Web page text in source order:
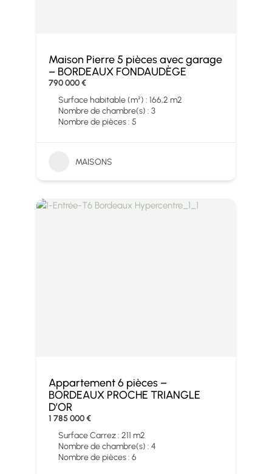
Maison Pierre 5 pièces avec garage
– BORDEAUX FONDAUDÈGE
790 000 €
Surface habitable (m²) : 166,2 m2
Nombre de chambre(s) : 3
Nombre de pièces : 5
MAISONS
Appartement 6 pièces –
BORDEAUX PROCHE TRIANGLE
D’OR
1 785 000 €
Surface Carrez : 211 m2
Nombre de chambre(s) : 4
Nombre de pièces : 6